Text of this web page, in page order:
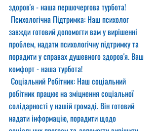
здоров'я - наша першочергова турбота!
Психологічна Підтримка: Наш психолог
завжди готовий допомогти вам у вирішенні
проблем, надати психологічну підтримку та
порадити у справах душевного здоров'я. Ваш
комфорт - наша турбота!
Соціальний Робітник: Наш соціальний
робітник працює на зміцнення соціальної
солідарності у нашій громаді. Він готовий
надати інформацію, порадити щодо